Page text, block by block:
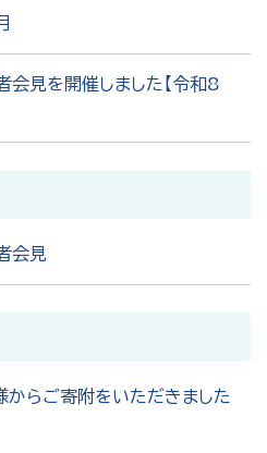
見を開催しました【令和8
会見
からご寄附をいただきました